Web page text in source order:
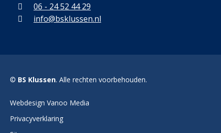
06 - 24 52 44 29
info@bsklussen.nl
© BS Klussen. Alle rechten voorbehouden.
Webdesign Vanoo Media
Privacyverklaring